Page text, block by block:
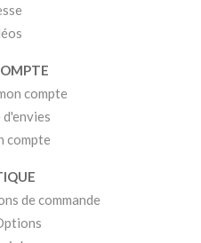
compte
compte
de commande